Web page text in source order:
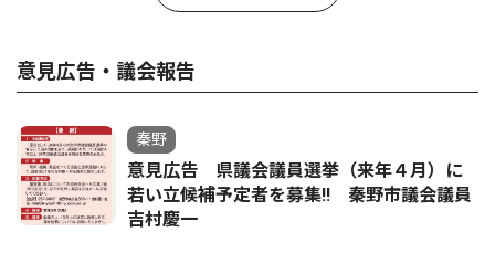
意見広告・議会報告
秦野
意見広告 県議会議員選挙（来年４月）に
若い立候補予定者を募集‼ 秦野市議会議員
吉村慶一